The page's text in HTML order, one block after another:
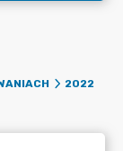
2022